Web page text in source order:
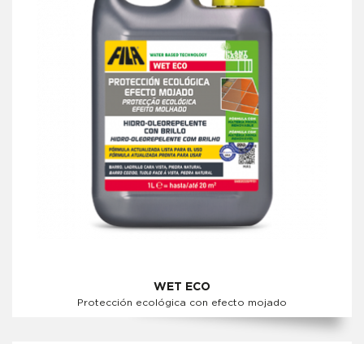
WET ECO
Protección ecológica con efecto mojado